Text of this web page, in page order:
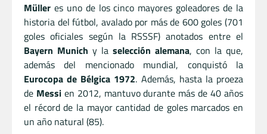
Müller es uno de los cinco mayores goleadores de la
historia del fútbol, avalado por más de 600 goles (701
goles oficiales según la RSSSF) anotados entre el
Bayern Munich y la selección alemana, con la que,
además del mencionado mundial, conquistó la
Eurocopa de Bélgica 1972. Además, hasta la proeza
de Messien 2012, mantuvo durante más de 40 años
el récord de la mayor cantidad de goles marcados en
un año natural (85).